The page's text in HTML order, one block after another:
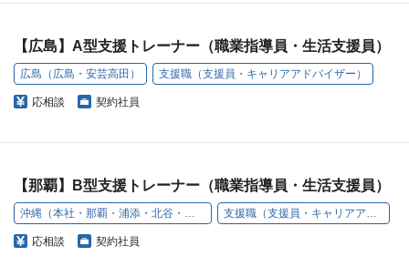
【広島】A型支援トレーナー（職業指導員・生活支援員）
広島（広島・安芸高田） 支援職（支援員・キャリアアドバイザー）
応相談 契約社員
【那覇】B型支援トレーナー（職業指導員・生活支援員）
沖縄（本社・那覇・浦添・北谷・名護・豊見城） 支援職（支援員・キャリアアドバイザー）
応相談 契約社員